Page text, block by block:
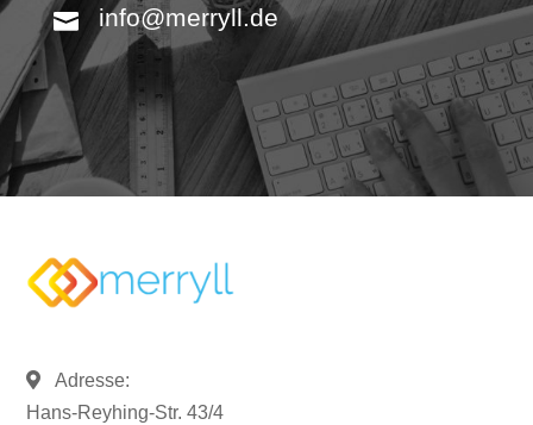
info@merryll.de
Adresse:
Hans-Reyhing-Str. 43/4